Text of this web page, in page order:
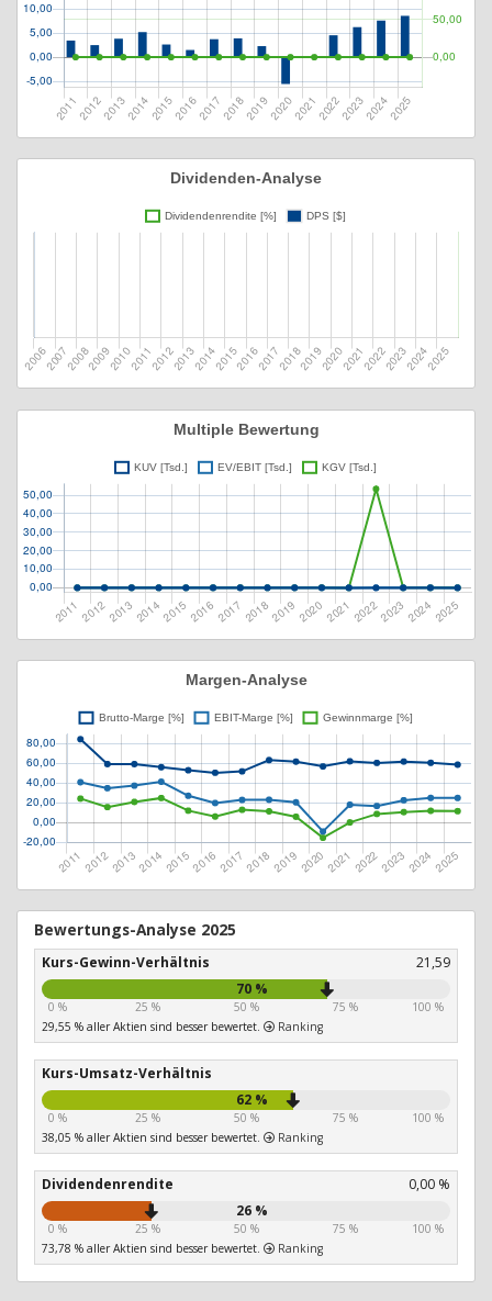
Bewertungs-Analyse 2025
Kurs-Gewinn-Verhältnis
21,59
70 %
0 % 25 % 50 % 75 %
100 %
29,55 % aller Aktien sind besser bewertet.
Ranking
Kurs-Umsatz-Verhältnis
62 %
0 % 25 % 50 % 75 %
100 %
38,05 % aller Aktien sind besser bewertet.
Ranking
Dividendenrendite
0,00 %
26 %
0 % 25 % 50 % 75 %
100 %
73,78 % aller Aktien sind besser bewertet.
Ranking